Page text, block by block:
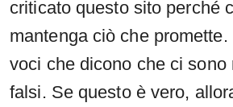
criticato questo sito perché
mantenga ciò che
voci che dicono che ci sono
falsi. Se questo è vero,